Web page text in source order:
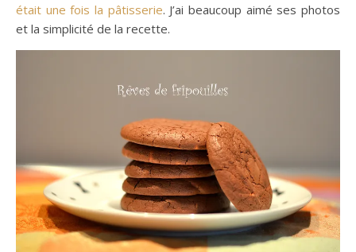
était une fois la pâtisserie. J’ai beaucoup aimé ses photos
et la simplicité de la recette.